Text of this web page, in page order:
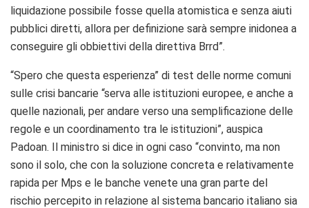
liquidazione possibile fosse quella atomistica e senza aiuti
pubblici diretti, allora per definizione sarà sempre inidonea a
conseguire gli obbiettivi della direttiva Brrd”.
“Spero che questa esperienza” di test delle norme comuni
sulle crisi bancarie “serva alle istituzioni europee, e anche a
quelle nazionali, per andare verso una semplificazione delle
regole e un coordinamento tra le istituzioni”, auspica
Padoan. Il ministro si dice in ogni caso “convinto, ma non
sono il solo, che con la soluzione concreta e relativamente
rapida per Mps e le banche venete una gran parte del
rischio percepito in relazione al sistema bancario italiano sia